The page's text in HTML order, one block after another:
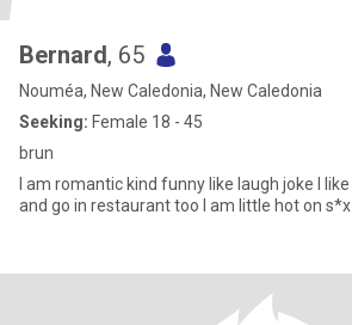
Bernard, 65
Nouméa, New Caledonia, New Caledonia
Seeking: Female 18 - 45
brun
I am romantic kind funny like laugh joke I like fishing go on the sea
and go in restaurant too I am little hot on s*x